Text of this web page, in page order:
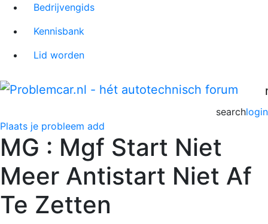
Bedrijvengids
Kennisbank
Lid worden
login
search
Plaats je probleem add
MG : Mgf Start Niet
Meer Antistart Niet Af
Te Zetten